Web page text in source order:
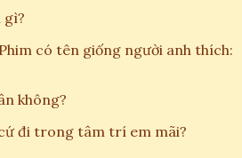
gì?
có tên giống người anh thích:
không?
đi trong tâm trí em mãi?